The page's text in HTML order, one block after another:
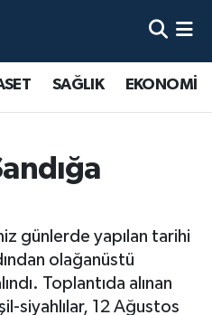
SAĞLIK EKONOMİ
günlerde yapılan tarihi
olağanüstü
Toplantıda alınan
siyahlılar, 12 Ağustos
Haritası
ve Fikstür